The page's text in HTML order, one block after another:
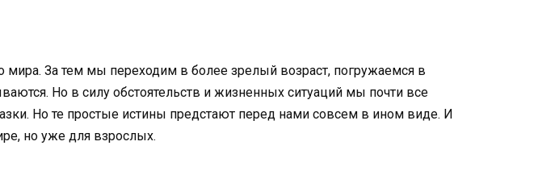
мира. За тем мы переходим в более зрелый возраст, погружаемся в
Но в силу обстоятельств и жизненных ситуаций мы почти все
Но те простые истины предстают перед нами совсем в ином виде. И
но уже для взрослых.